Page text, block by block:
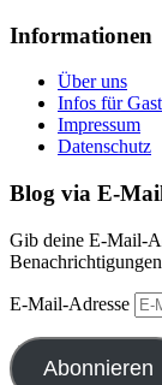
Informationen
Über uns
Infos für
Impressum
Datenschutz
Blog via E-
Gib deine E-Mail-
E-Mail-Adresse
Abonnieren